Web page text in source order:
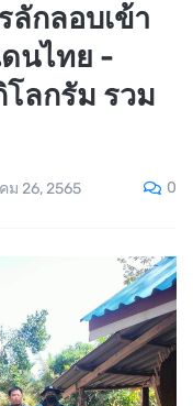
ลักลอบเข้า
นไทย -
ลกรัม รวม
ม 26, 2565 0